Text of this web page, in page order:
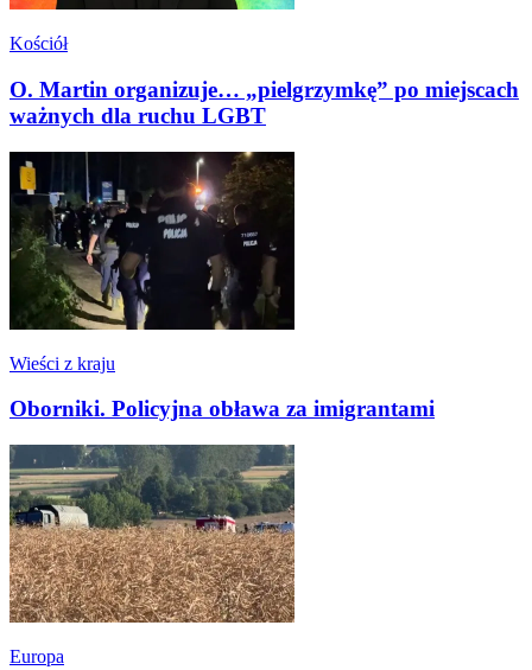
Kościół
O. Martin organizuje… „pielgrzymkę” po miejscach
ważnych dla ruchu LGBT
Wieści z kraju
Oborniki. Policyjna obława za imigrantami
Europa